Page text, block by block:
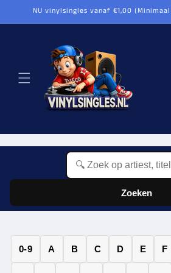
naar de
content
NU vinylsingles vanaf €1,00
Zoeken
0-9 A B C D E F